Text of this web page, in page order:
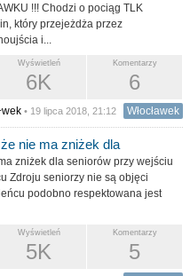
!!! Chodzi o pociąg TLK
który przejeżdża przez
i...
Komentarzy
6
Wyświetleń
6K
• 19 lipca 2018, 21:12 Włocławek
nie ma zniżek dla
zniżek dla seniorów przy wejściu
Zdroju seniorzy nie są objęci
podobno respektowana jest
Komentarzy
5
Wyświetleń
5K